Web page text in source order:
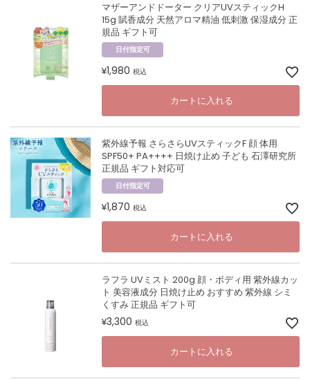
マザーアンドドーター クリアUVスティックH
15g 賦香成分 天然アロマ精油 低刺激 保湿成分 正
規品 ギフト可
日付指定可
¥1,980 税込
カートに入れる
紫外線予報 さらさらUVスティックF 顔 体用
SPF50+ PA++++ 日焼け止め 子ども 石澤研究所
正規品 ギフト対応可
日付指定可
¥1,870 税込
カートに入れる
ラフラ UVミスト 200g 顔・ボディ用 紫外線カッ
ト 美容液成分 日焼け止め おすすめ 紫外線 シミ
くすみ 正規品 ギフト可
¥3,300 税込
カートに入れる